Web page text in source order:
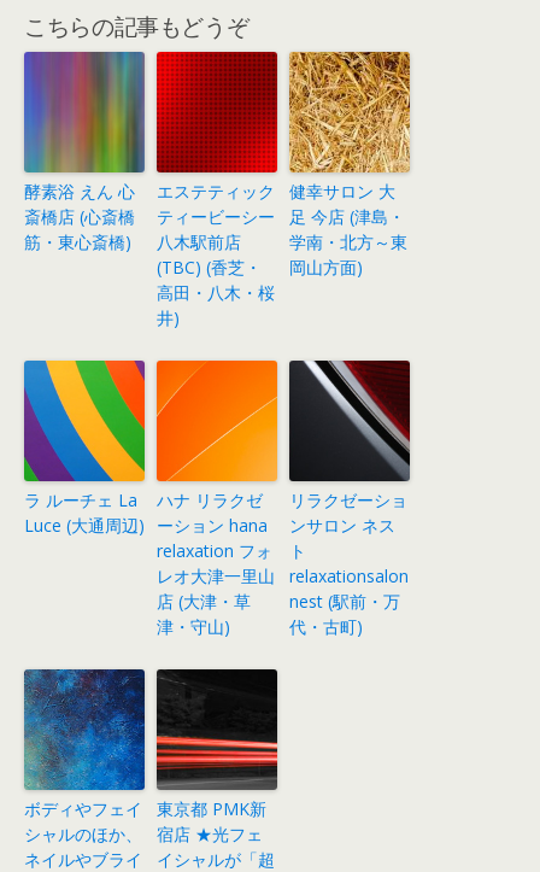
こちらの記事もどうぞ
酵素浴 えん 心
斎橋店 (心斎橋
筋・東心斎橋)
エステティック
ティービーシー
八木駅前店
(TBC) (香芝・
高田・八木・桜
井)
健幸サロン 大
足 今店 (津島・
学南・北方～東
岡山方面)
ラ ルーチェ La
Luce (大通周辺)
ハナ リラクゼ
ーション hana
relaxation フォ
レオ大津一里山
店 (大津・草
津・守山)
リラクゼーショ
ンサロン ネス
ト
relaxationsalon
nest (駅前・万
代・古町)
ボディやフェイ
シャルのほか、
ネイルやブライ
東京都 PMK新
宿店 ★光フェ
イシャルが「超